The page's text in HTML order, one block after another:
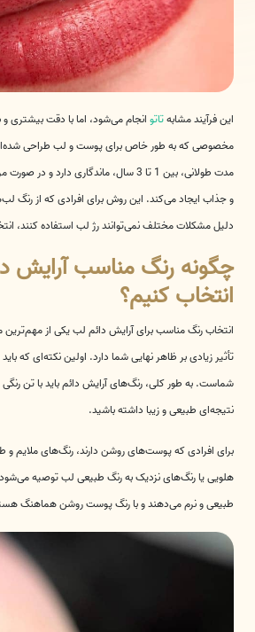
این فرآیند مشابهتاتو انجام می‌شود، اما با دقت بیشتری و
مخصوصی که به طور خاص برای پوست و لب طراحی
مدت طولانی، بین 1 تا 3 سال، ماندگاری
و جذاب ایجاد می‌کند. این روش برای افرادی که از رنگ
دلیل مشکلات مختلف نمی‌توانند رژ لب استفاده کنند،
چگونه رنگ مناسب آرایش
انتخاب کنیم؟
انتخاب رنگ مناسب برای آرایش دائم لب یکی از مهم‌ترین
تأثیر زیادی بر ظاهر نهایی شما دارد. اولین نکته‌ای که
شماست. به طور کلی، رنگ‌های آرایش دائم باید با تن رنگی
نتیجه‌ای طبیعی و زیبا داشته باشید.
برای افرادی که پوست‌های روشن دارند، رنگ‌های ملایم و
هلویی یا رنگ‌های نزدیک به رنگ طبیعی لب توصیه
طبیعی و نرم می‌دهند و با رنگ پوست روشن هماهنگ